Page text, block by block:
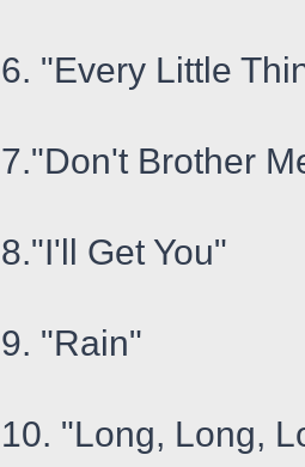
6. "Every Little
7."Don't Brother
8."I'll Get You"
9. "Rain"
10. "Long, Long,